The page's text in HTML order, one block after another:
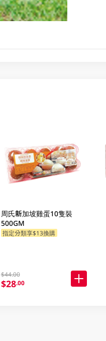
周氏新加坡雞蛋10隻裝
500GM
指定分類享$13換購
$44.00
$28.00